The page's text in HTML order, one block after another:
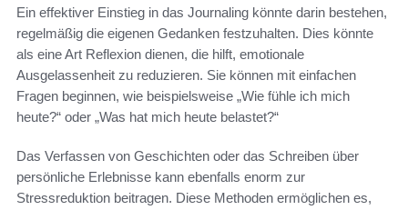
Ein effektiver Einstieg in das Journaling könnte darin bestehen,
regelmäßig die eigenen Gedanken festzuhalten. Dies könnte
als eine Art Reflexion dienen, die hilft, emotionale
Ausgelassenheit zu reduzieren. Sie können mit einfachen
Fragen beginnen, wie beispielsweise „Wie fühle ich mich
heute?“ oder „Was hat mich heute belastet?“
Das Verfassen von Geschichten oder das Schreiben über
persönliche Erlebnisse kann ebenfalls enorm zur
Stressreduktion beitragen. Diese Methoden ermöglichen es,